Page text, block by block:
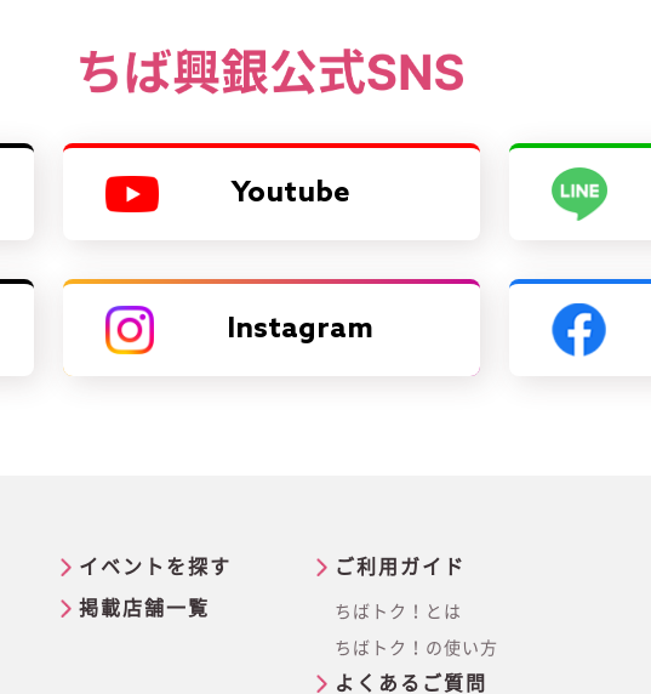
Youtube
Instagram
イベントを探す
掲載店舗一覧
ご利用ガイド
ちばトク！とは
ちばトク！の使い方
よくあるご質問